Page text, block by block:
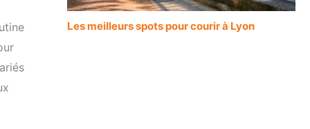
Les meilleurs spots pour courir à Lyon